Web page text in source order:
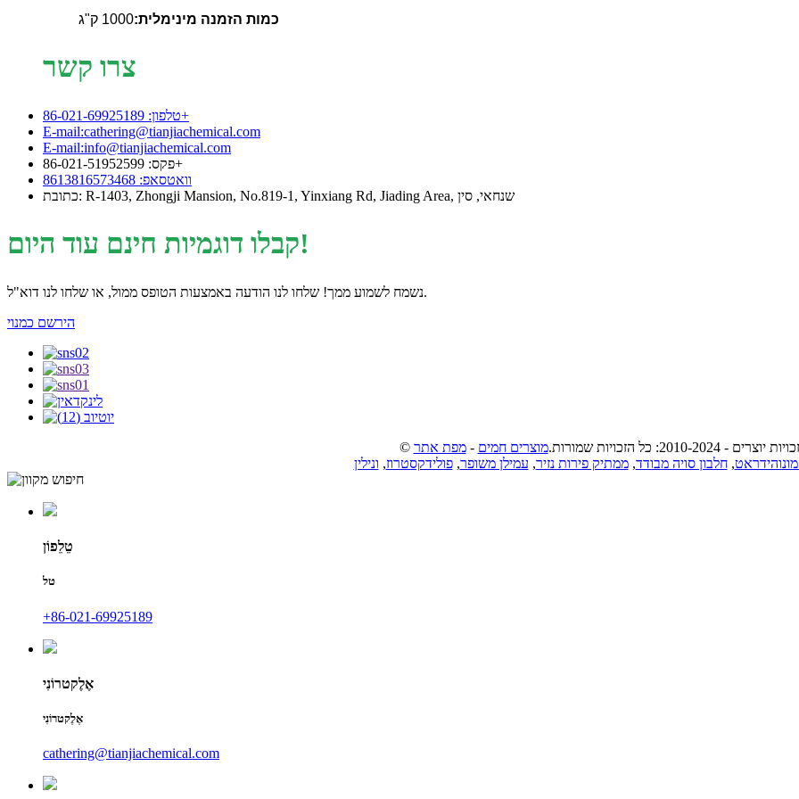
כמות הזמנה מינימלית:1000 ק"ג
צרו קשר
טלפון: 86-021-69925189+
E-mail:cathering@tianjiachemical.com
E-mail:info@tianjiachemical.com
פקס: 86-021-51952599+
וואטסאפ: 8613816573468
כתובת: R-1403, Zhongji Mansion, No.819-1, Yinxiang Rd, Jiading Area, שנחאי, סין
קבלו דוגמיות חינם עוד היום!
נשמח לשמוע ממך! שלחו לנו הודעה באמצעות הטופס ממול, או שלחו לנו דוא"ל.
הירשם כמנוי
© זכויות יוצרים - 2010-2024: כל הזכויות שמורות. מוצרים חמים -מפת אתר
,חלבון סויה מבודד,ממתיק פירות נזיר, עמילן משופר,פולידקסטרוז, ונילין
טֵלֵפוֹן
טל
‎+86-021-69925189
אֶלֶקטרוֹנִי
אֶלֶקטרוֹנִי
cathering@tianjiachemical.com